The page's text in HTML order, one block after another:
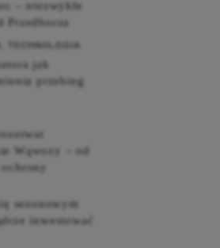
– niezwykłe
Przedborza
TECHNOLOGIA
jak
przebieg
Wąwozy – od
sezonowym
inwestować